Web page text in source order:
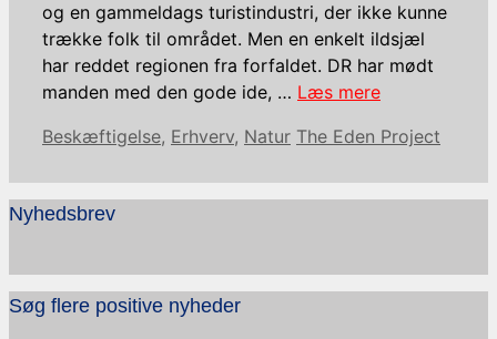
og en gammeldags turistindustri, der ikke kunne
trække folk til området. Men en enkelt ildsjæl
har reddet regionen fra forfaldet. DR har mødt
manden med den gode ide, … Læs mere
Kategorier
Beskæftigelse, Erhverv, Natur Tags
The Eden Project
Nyhedsbrev
Søg flere positive nyheder